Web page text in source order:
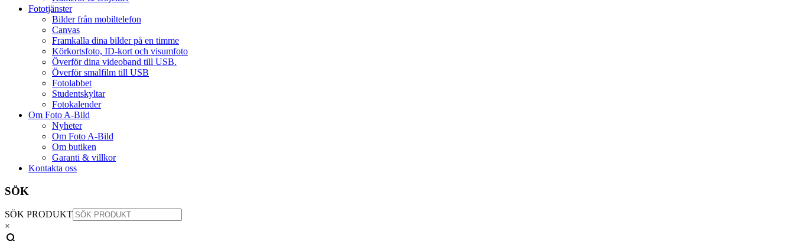
Fototjänster
Bilder från mobiltelefon
Canvas
Framkalla dina bilder på en timme
Körkortsfoto, ID-kort och visumfoto
Överför dina videoband till USB.
Överför smalfilm till USB
Fotolabbet
Studentskyltar
Fotokalender
Om Foto A-Bild
Nyheter
Om Foto A-Bild
Om butiken
Garanti & villkor
Kontakta oss
SÖK
SÖK PRODUKT
×